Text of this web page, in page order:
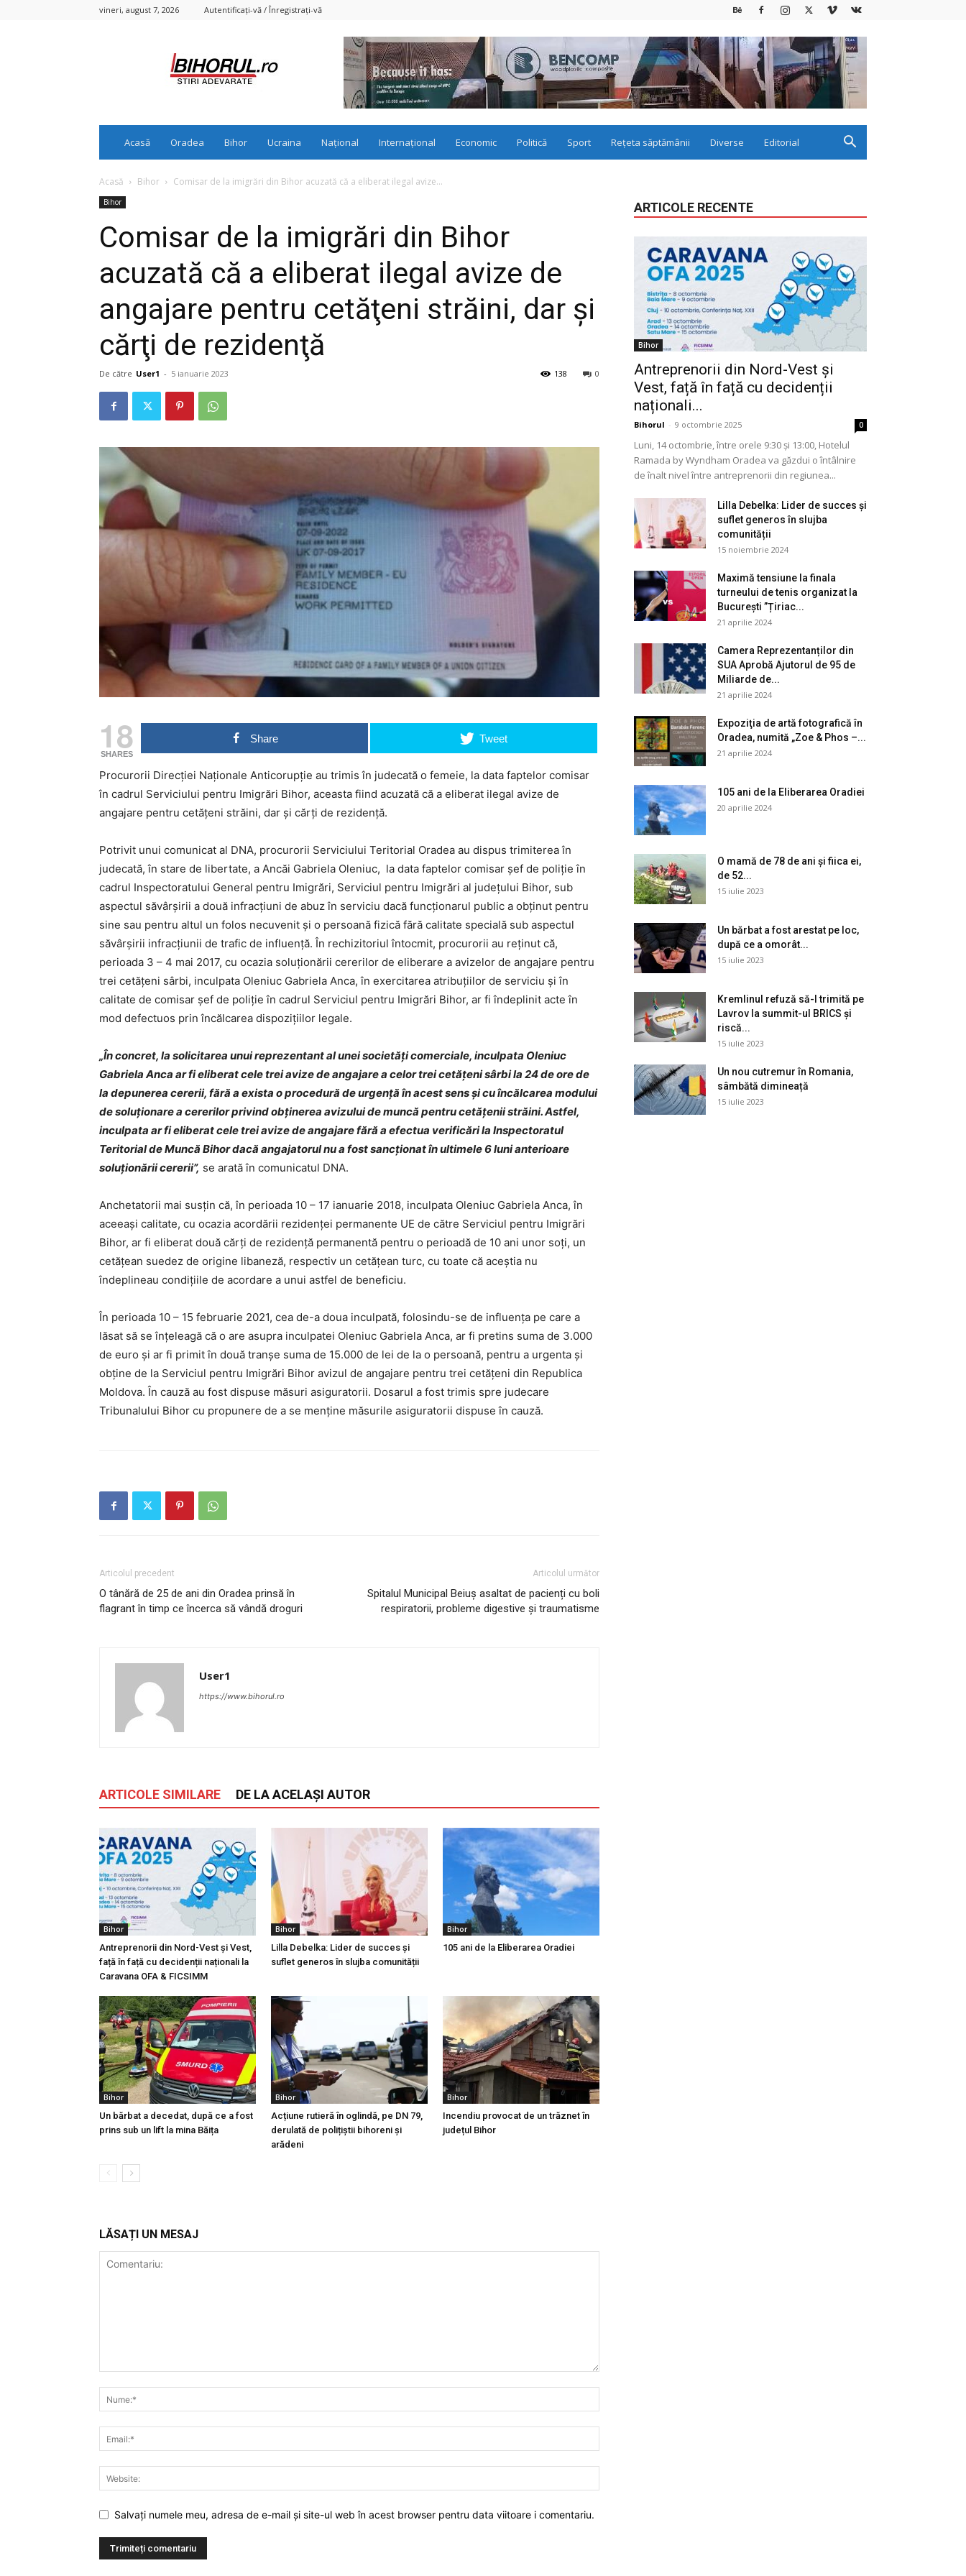
vineri, august 7, 2026 Autentificați-vă / Înregistrați-vă
Acasă Oradea Bihor Ucraina Național Internațional Economic Politică Sport Rețeta săptămânii Diverse Editorial
Acasă Bihor Comisar de la imigrări din Bihor acuzată că a eliberat ilegal avize...
Bihor
Comisar de la imigrări din Bihor
acuzată că a eliberat ilegal avize de
angajare pentru cetăţeni străini, dar şi
cărţi de rezidenţă
De către User1 - 5 ianuarie 2023 0
138
18
SHARES
Share Tweet
Procurorii Direcţiei Naţionale Anticorupţie au trimis în judecată o femeie, la data faptelor comisar
în cadrul Serviciului pentru Imigrări Bihor, aceasta fiind acuzată că a eliberat ilegal avize de
angajare pentru cetăţeni străini, dar şi cărţi de rezidenţă.
Potrivit unui comunicat al DNA, procurorii Serviciului Teritorial Oradea au dispus trimiterea în
judecată, în stare de libertate, a Ancăi Gabriela Oleniuc, la data faptelor comisar șef de poliție în
cadrul Inspectoratului General pentru Imigrări, Serviciul pentru Imigrări al județului Bihor, sub
aspectul săvârșirii a două infracțiuni de abuz în serviciu dacă funcționarul public a obținut pentru
sine sau pentru altul un folos necuvenit și o persoană fizică fără calitate specială sub aspectul
săvârșirii infracțiunii de trafic de influență. În rechizitoriul întocmit, procurorii au reținut că,
perioada 3 – 4 mai 2017, cu ocazia soluționării cererilor de eliberare a avizelor de angajare pentru
trei cetățeni sârbi, inculpata Oleniuc Gabriela Anca, în exercitarea atribuțiilor de serviciu și în
calitate de comisar șef de poliție în cadrul Serviciul pentru Imigrări Bihor, ar fi îndeplinit acte în
mod defectuos prin încălcarea dispozițiilor legale.
„În concret, la solicitarea unui reprezentant al unei societăți comerciale, inculpata Oleniuc
Gabriela Anca ar fi eliberat cele trei avize de angajare a celor trei cetățeni sârbi la 24 de ore de
la depunerea cererii, fără a exista o procedură de urgență în acest sens și cu încălcarea modului
de soluționare a cererilor privind obținerea avizului de muncă pentru cetățenii străini. Astfel,
inculpata ar fi eliberat cele trei avize de angajare fără a efectua verificări la Inspectoratul
Teritorial de Muncă Bihor dacă angajatorul nu a fost sancționat în ultimele 6 luni anterioare
soluționării cererii”, se arată în comunicatul DNA.
Anchetatorii mai susţin că, în perioada 10 – 17 ianuarie 2018, inculpata Oleniuc Gabriela Anca, în
aceeași calitate, cu ocazia acordării rezidenței permanente UE de către Serviciul pentru Imigrări
Bihor, ar fi eliberat două cărți de rezidență permanentă pentru o perioadă de 10 ani unor soți, un
cetățean suedez de origine libaneză, respectiv un cetățean turc, cu toate că aceștia nu
îndeplineau condițiile de acordare a unui astfel de beneficiu.
În perioada 10 – 15 februarie 2021, cea de-a doua inculpată, folosindu-se de influența pe care a
lăsat să se înțeleagă că o are asupra inculpatei Oleniuc Gabriela Anca, ar fi pretins suma de 3.000
de euro și ar fi primit în două tranșe suma de 15.000 de lei de la o persoană, pentru a urgenta și
obține de la Serviciul pentru Imigrări Bihor avizul de angajare pentru trei cetățeni din Republica
Moldova. În cauză au fost dispuse măsuri asiguratorii. Dosarul a fost trimis spre judecare
Tribunalului Bihor cu propunere de a se menține măsurile asiguratorii dispuse în cauză.
Articolul precedent
O tânără de 25 de ani din Oradea prinsă în
flagrant în timp ce încerca să vândă droguri
Articolul următor
Spitalul Municipal Beiuș asaltat de pacienți cu boli
respiratorii, probleme digestive și traumatisme
User1
https://www.bihorul.ro
ARTICOLE SIMILARE DE LA ACELAȘI AUTOR
Bihor
Antreprenorii din Nord-Vest și Vest,
față în față cu decidenții naționali la
Caravana OFA & FICSIMM
Bihor
Lilla Debelka: Lider de succes și
suflet generos în slujba comunității
Bihor
105 ani de la Eliberarea Oradiei
Bihor
Un bărbat a decedat, după ce a fost
prins sub un lift la mina Băița
Bihor
Acțiune rutieră în oglindă, pe DN 79,
derulată de polițiștii bihoreni și
arădeni
Bihor
Incendiu provocat de un trăznet în
județul Bihor
LĂSAȚI UN MESAJ
Salvați numele meu, adresa de e-mail și site-ul web în acest browser pentru data viitoare i comentariu.
ARTICOLE RECENTE
Bihor
Antreprenorii din Nord-Vest și
Vest, față în față cu decidenții
naționali...
Bihorul - 9 octombrie 2025 0
Luni, 14 octombrie, între orele 9:30 și 13:00, Hotelul
Ramada by Wyndham Oradea va găzdui o întâlnire
de înalt nivel între antreprenorii din regiunea...
Lilla Debelka: Lider de succes și
suflet generos în slujba
comunității
15 noiembrie 2024
Maximă tensiune la finala
turneului de tenis organizat la
București ”Țiriac...
21 aprilie 2024
Camera Reprezentanților din
SUA Aprobă Ajutorul de 95 de
Miliarde de...
21 aprilie 2024
Expoziţia de artă fotografică în
Oradea, numită „Zoe & Phos –...
21 aprilie 2024
105 ani de la Eliberarea Oradiei
20 aprilie 2024
O mamă de 78 de ani și fiica ei,
de 52...
15 iulie 2023
Un bărbat a fost arestat pe loc,
după ce a omorât...
15 iulie 2023
Kremlinul refuză să-l trimită pe
Lavrov la summit-ul BRICS și
riscă...
15 iulie 2023
Un nou cutremur în Romania,
sâmbătă dimineață
15 iulie 2023